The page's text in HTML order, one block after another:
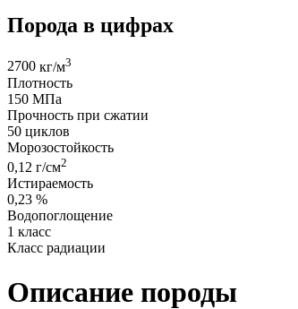
Порода в цифрах
2700 кг/м3
Плотность
150 МПa
Прочность при cжатии
50 циклов
Морозостойкость
0,12 г/см2
Истираемость
0,23 %
Водопоглощение
1 класс
Класс радиации
Описание породы